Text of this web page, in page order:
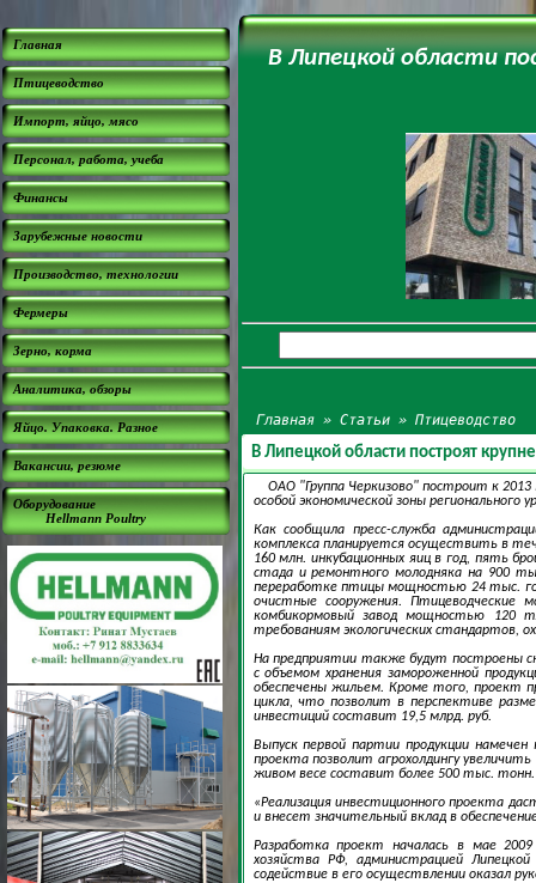
Главная
Птицеводство
Импорт, яйцо, мясо
Персонал, работа, учеба
Финансы
Зарубежные новости
Производство, технологии
Фермеры
Зерно, корма
Аналитика, обзоры
Яйцо. Упаковка. Разное
Вакансии, резюме
Оборудование
Hellmann Poultry
В Липецкой области
Главная »Статьи »Птицеводство
В Липецкой области построят
ОАО "Группа Черкизово" построит к
особой экономической зоны регионального
Как сообщила пресс-служба
комплекса планируется осуществить в
160 млн. инкубационных яиц в год, пять
стада и ремонтного молодняка на 900
переработке птицы мощностью 24 тыс.
очистные сооружения. Птицеводческие
комбикормовый завод мощностью 120
требованиям экологических стандартов,
На предприятии также будут построены
с объемом хранения замороженной
обеспечены жильем. Кроме того, проект
цикла, что позволит в перспективе
инвестиций составит 19,5 млрд. руб.
Выпуск первой партии продукции
проекта позволит агрохолдингу
живом весе составит более 500 тыс. тонн.
«Реализация инвестиционного проекта
и внесет значительный вклад в
Разработка проект началась в мае
хозяйства РФ, администрацией
содействие в его осуществлении оказал